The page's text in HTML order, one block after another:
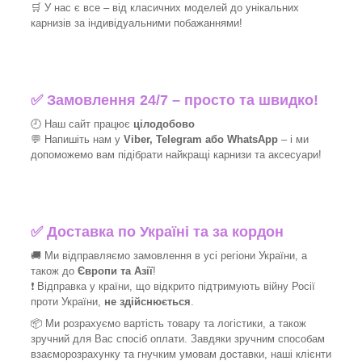
🛒 У нас є все – від класичних моделей до унікальних
карнизів за індивідуальними побажаннями!​
✅Замовлення 24/7 – просто та швидко!
🕘 Наш сайт працює цілодобово
💬 Напишіть нам у Viber, Telegram або WhatsApp – і ми
допоможемо вам підібрати найкращі карнизи та аксесуари!
✅Доставка по Україні та за кордон
🚚 Ми відправляємо замовлення в усі регіони України, а
також до Європи та Азії!
❗ Відправка у країни, що відкрито підтримують війну Росії
проти України, не здійснюється
📦 Ми розрахуємо вартість товару та логістики, а також
зручний для Вас спосіб оплати. Завдяки зручним способам
взаєморозрахунку та гнучким умовам доставки, наші клієнти